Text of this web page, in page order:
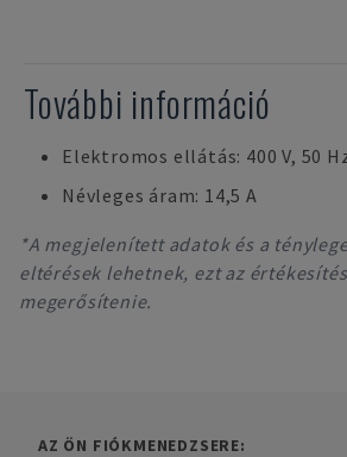
További információ
Elektromos ellátás: 400 V, 50
Névleges áram: 14,5 A
*A megjelenített adatok és a
eltérések lehetnek, ezt az
megerősítenie.
AZ ÖN FIÓKMENEDZSERE: